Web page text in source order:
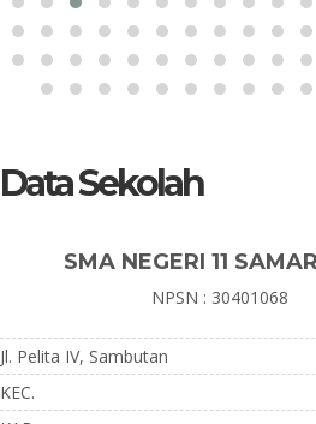
Data Sekolah
SMA NEGERI 11
NPSN : 30401068
Jl. Pelita IV, Sambutan
KEC.